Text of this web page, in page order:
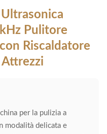
Pulitore
Riscaldatore
per la pulizia a
modalità delicata e